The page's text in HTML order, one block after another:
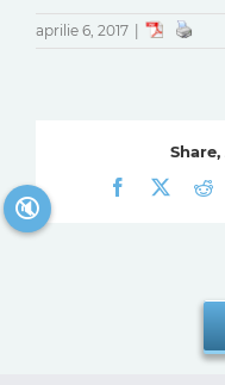
aprilie 6, 2017
Facebook
🔇